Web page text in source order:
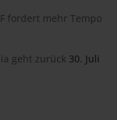
fordert mehr Tempo
geht zurück 30. Juli